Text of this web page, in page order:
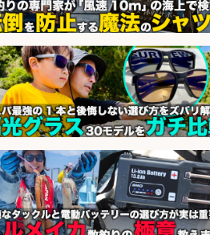
未経験歓迎×残業少なめ×車通勤OK/
鹿児島県/志布志市
会社名 株式会社ホットスタッフ鹿児島
sponsored by 求人ボックス
日払いOKで即日収入/製造スタッフ/
お魚のパック詰めや品出し業務 広島
市佐伯区内 日払い可/残業少なめ×週
4日〜OK×車通勤OK/広島県/広島市
西区
会社名 株式会社ホットスタッフ五日市